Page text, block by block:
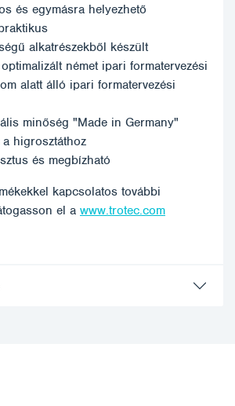
és egymásra helyezhető
alkatrészekből készült
német ipari formatervezési
alatt álló ipari formatervezési
minőség "Made in Germany"
higrosztáthoz
és megbízható
kapcsolatos további
el a www.trotec.com